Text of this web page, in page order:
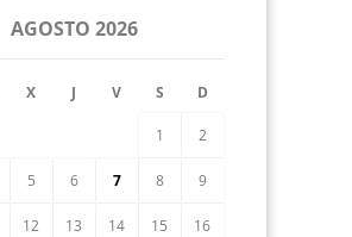
AGOSTO 2026
X J V S D
1 2
5 6 7 8 9
12 13 14 15 16